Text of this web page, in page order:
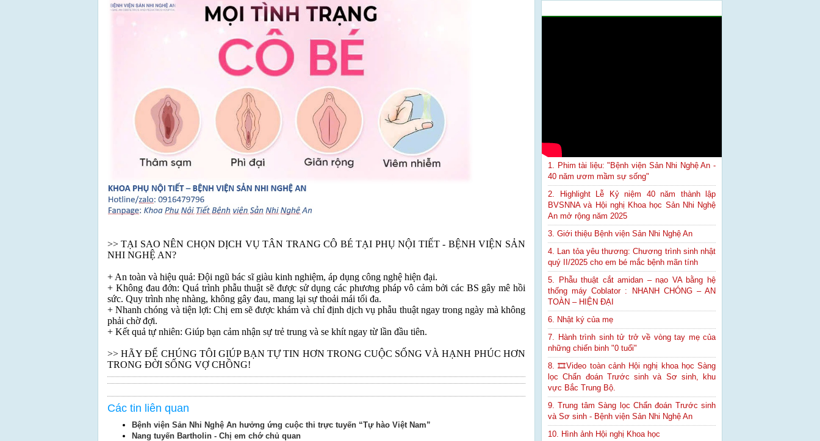
>> TẠI SAO NÊN CHỌN DỊCH VỤ TÂN TRANG CÔ BÉ TẠI PHỤ NỘI TIẾT - BỆNH VIỆN SẢN
NHI NGHỆ AN?
+ An toàn và hiệu quả: Đội ngũ bác sĩ giàu kinh nghiệm, áp dụng công nghệ hiện đại.
+ Không đau đớn: Quá trình phẫu thuật sẽ được sử dụng các phương pháp vô cảm bởi các BS gây mê hồi
sức. Quy trình nhẹ nhàng, không gây đau, mang lại sự thoải mái tối đa.
+ Nhanh chóng và tiện lợi: Chị em sẽ được khám và chỉ định dịch vụ phẫu thuật ngay trong ngày mà không
phải chờ đợi.
+ Kết quả tự nhiên: Giúp bạn cảm nhận sự trẻ trung và se khít ngay từ lần đầu tiên.
>> HÃY ĐỂ CHÚNG TÔI GIÚP BẠN TỰ TIN HƠN TRONG CUỘC SỐNG VÀ HẠNH PHÚC HƠN
TRONG ĐỜI SỐNG VỢ CHỒNG!
Các tin liên quan
Bệnh viện Sản Nhi Nghệ An hưởng ứng cuộc thi trực tuyến “Tự hào Việt Nam”
Nang tuyến Bartholin - Chị em chớ chủ quan
1. Phim tài liệu: "Bệnh viện Sản Nhi Nghệ An -
40 năm ươm mầm sự sống"
2. Highlight Lễ Kỷ niệm 40 năm thành lập
BVSNNA và Hội nghị Khoa học Sản Nhi Nghệ
An mở rộng năm 2025
3. Giới thiệu Bệnh viện Sản Nhi Nghệ An
4. Lan tỏa yêu thương: Chương trình sinh nhật
quý II/2025 cho em bé mắc bệnh mãn tính
5. Phẫu thuật cắt amidan – nạo VA bằng hệ
thống máy Coblator : NHANH CHÓNG – AN
TOÀN – HIỆN ĐẠI
6. Nhật ký của mẹ
7. Hành trình sinh tử trở về vòng tay mẹ của
những chiến binh "0 tuổi"
8. 🎞Video toàn cảnh Hội nghị khoa học Sàng
lọc Chẩn đoán Trước sinh và Sơ sinh, khu
vực Bắc Trung Bộ.
9. Trung tâm Sàng lọc Chẩn đoán Trước sinh
và Sơ sinh - Bệnh viện Sản Nhi Nghệ An
10. Hình ảnh Hội nghị Khoa học